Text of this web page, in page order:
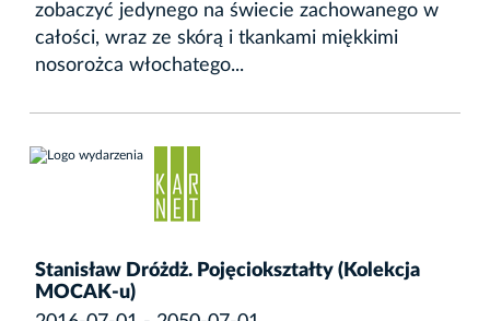
zobaczyć jedynego na świecie zachowanego w
całości, wraz ze skórą i tkankami miękkimi
nosorożca włochatego...
Stanisław Dróżdż. Pojęciokształty (Kolekcja
MOCAK-u)